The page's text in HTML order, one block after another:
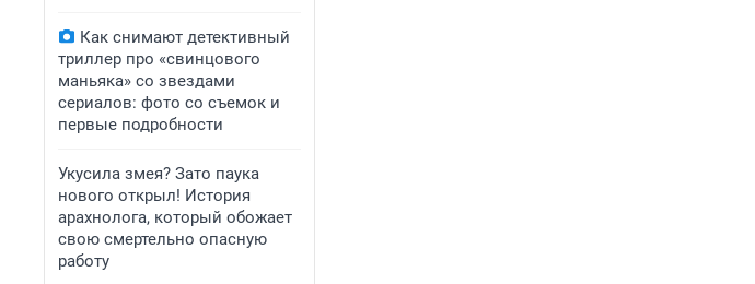
Как снимают детективный
триллер про «свинцового
маньяка» со звездами
сериалов: фото со съемок и
первые подробности
Укусила змея? Зато паука
нового открыл! История
арахнолога, который обожает
свою смертельно опасную
работу